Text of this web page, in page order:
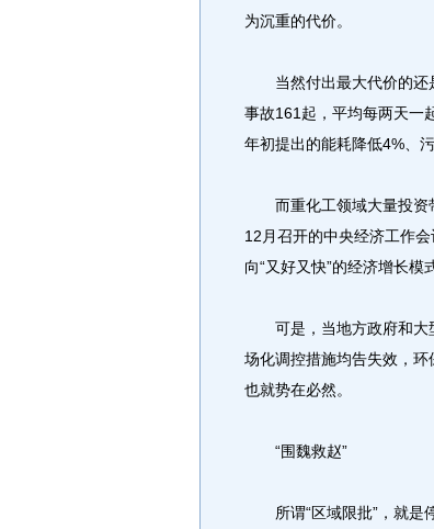
为沉重的代价。
当然付出最大代价的还
事故161起，平均每两天一
年初提出的能耗降低4%、
而重化工领域大量投资
12月召开的中央经济工作
向“又好又快”的经济增长模
可是，当地方政府和大
场化调控措施均告失效，环
也就势在必然。
“围魏救赵”
所谓“区域限批”，就是